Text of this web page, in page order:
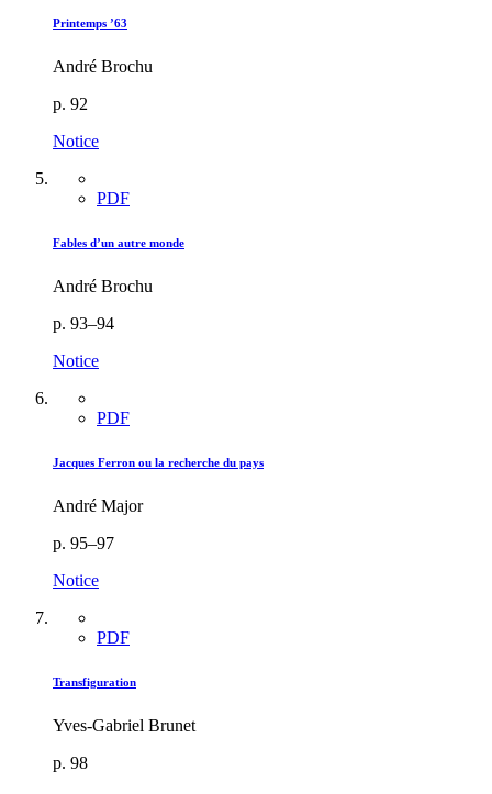
Printemps ’63
André Brochu
p. 92
Notice
PDF
Fables d’un autre monde
André Brochu
p. 93–94
Notice
PDF
Jacques Ferron ou la recherche du pays
André Major
p. 95–97
Notice
PDF
Transfiguration
Yves-Gabriel Brunet
p. 98